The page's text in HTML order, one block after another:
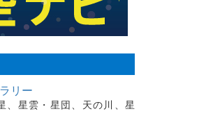
リー
、星雲・星団、天の川、星